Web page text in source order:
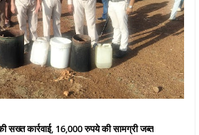
सख्त कार्रवाई, 16,000 रुपये की सामग्री जब्त